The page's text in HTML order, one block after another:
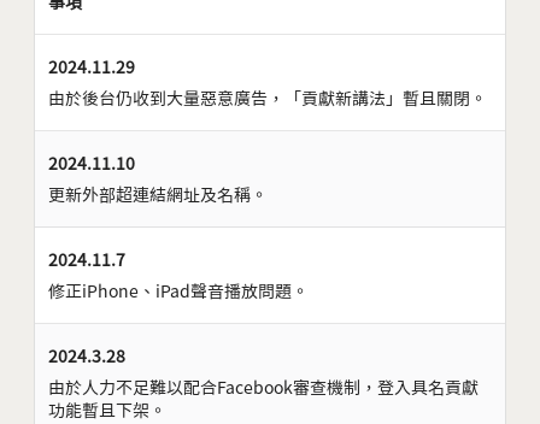
2024.11.29
由於後台仍收到大量惡意廣告，「貢獻新講法」暫且關閉。
2024.11.10
更新外部超連結網址及名稱。
2024.11.7
修正iPhone、iPad聲音播放問題。
2024.3.28
由於人力不足難以配合Facebook審查機制，登入具名貢獻
功能暫且下架。